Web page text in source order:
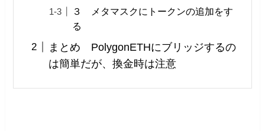
３ メタマスクにトークンの追加をす
る
まとめ PolygonETHにブリッジするの
は簡単だが、換金時は注意